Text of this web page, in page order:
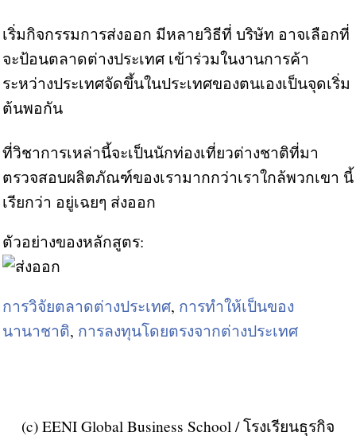
เริ่มกิจกรรมการส่งออก มีหลายวิธีที่ บริษัท อาจเลือกที่
จะป้อนตลาดต่างประเทศ เข้าร่วมในงานการค้า
ระหว่างประเทศจัดขึ้นในประเทศของตนเองเป็นจุดเริ่ม
ต้นพอกัน
ที่วิชาการเหล่านี้จะเป็นนักท่องเที่ยวต่างชาติที่มา
ตรวจสอบผลิตภัณฑ์ของเรามากกว่าเราใกล้พวกเขา นี้
เรียกว่า อยู่เฉยๆ ส่งออก
ตัวอย่างของหลักสูตร:
การวิจัยตลาดต่างประเทศ, การทำให้เป็นของ
นานาชาติ, การลงทุนโดยตรงจากต่างประเทศ
(c) EENI Global Business School / โรงเรียนธุรกิจ